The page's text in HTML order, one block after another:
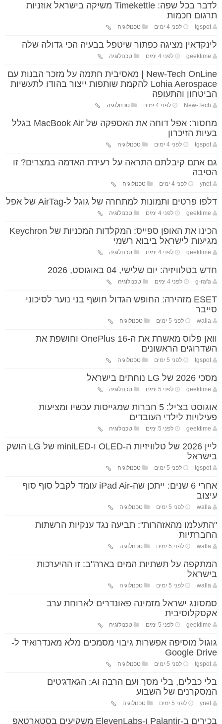
לדבר בכל שפה: Timekettle משיקה בישראל אוזניות
תרגום חכמות
tgspot לפני 4 ימים טכנולוגיה
לינקדאין מציגה כפתור שיטפל בבעיה הכי גדולה שלה
geektime לפני 4 ימים טכנולוגיה
New-Tech OnLine | מאסיבית חתמה על מזכר הבנות עם
Lohia Aerospace להקמת שותפות ייצור בהודו לתעשיות
הביטחון והתעופה
New-Tech לפני 4 ימים טכנולוגיה
מחסור: אפל דוחה את האספקה של MacBook Air בגלל
בעיות הזיכרון
tgspot לפני 4 ימים טכנולוגיה
גם אתם קיבלתם התראה על רעידת האדמה במצרים? זו
הסיבה
ynet לפני 4 ימים טכנולוגיה
דלפו פרטים ותמונות למתחרה של גוגל ל-AirTag של אפל
geektime לפני 4 ימים טכנולוגיה
הכינו את האופן ספייס: המקלדות המכניות של Keychron
מגיעות לישראל ביבוא רשמי
geektime לפני 4 ימים טכנולוגיה
חדש בטלוויזיה: יום שלישי, 04 באוגוסט, 2026
g-rafa לפני 4 ימים טכנולוגיה
ESET מזהירה: החופש הגדול חושף בני נוער לסיכוני
סייבר
walla לפני 5 ימים טכנולוגיה
וואן פלוס מאשרת את ה-OnePlus 16 וחושפת את
השדרוגים הראשונים
tgspot לפני 5 ימים טכנולוגיה
מסכי 2026 של LG נוחתים בישראל
geektime לפני 5 ימים טכנולוגיה
אוגוסט בצ'יל: 5 חברות שמגייסות עכשיו ומציעות
פעילויות לילדי העובדים
geektime לפני 5 ימים טכנולוגיה
ליין 2026 של טלוויזיות ה-OLED ו-miniLED של LG הושק
בישראל
tgspot לפני 5 ימים טכנולוגיה
אחרי 6 שנים: ייתכן שה-iPad Air עומד לקבל סוף סוף
עיצוב
walla לפני 5 ימים טכנולוגיה
"התעלמו מהאזהרות": תביעה נגד ענקיות הרשתות
החברתיות
walla לפני 5 ימים טכנולוגיה
המתקפה על תשתיות המים בארה"ב: זו ההיערכות
בישראל
walla לפני 5 ימים טכנולוגיה
סמסונג ישראל מזמינה פאונדרים לארוחת ערב
אקסקלוסיבית
geektime לפני 5 ימים טכנולוגיה
גוגול מוסיפה אפשרות גיבוי מסמכים מלא מאנדרואיד ל-
Google Drive
tgspot לפני 5 ימים טכנולוגיה
בלי כבלים, בלי מסך ועם הרבה AI: הגאדג'טים
המסקרנים של השבוע
ynet לפני 5 ימים טכנולוגיה
בכירים ב-Palantir ו-ElevenLabs משקיעים בסטארטאפ